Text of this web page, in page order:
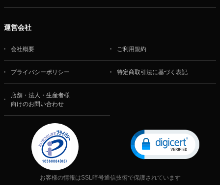
運営会社
会社概要 ご利用規約
プライバシーポリシー 特定商取引法に基づく表記
店舗・法人・生産者様
向けのお問い合わせ
お客様の情報はSSL暗号通信技術で保護されています